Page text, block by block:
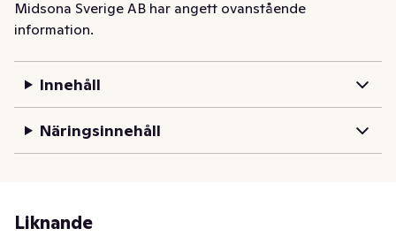
Midsona Sverige AB har angett ovanstående
information.
Innehåll
Näringsinnehåll
Liknande